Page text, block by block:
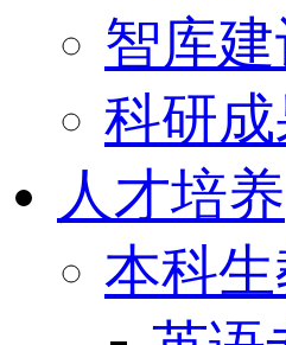
智库
科研
人才培养
本科